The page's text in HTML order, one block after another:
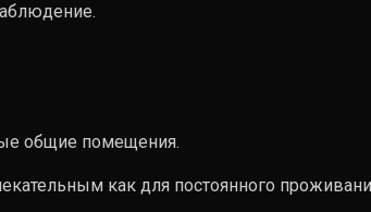
общие помещения.
как для постоянного